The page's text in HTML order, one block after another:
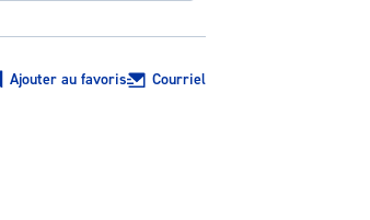
Ajouter au favoris Courriel